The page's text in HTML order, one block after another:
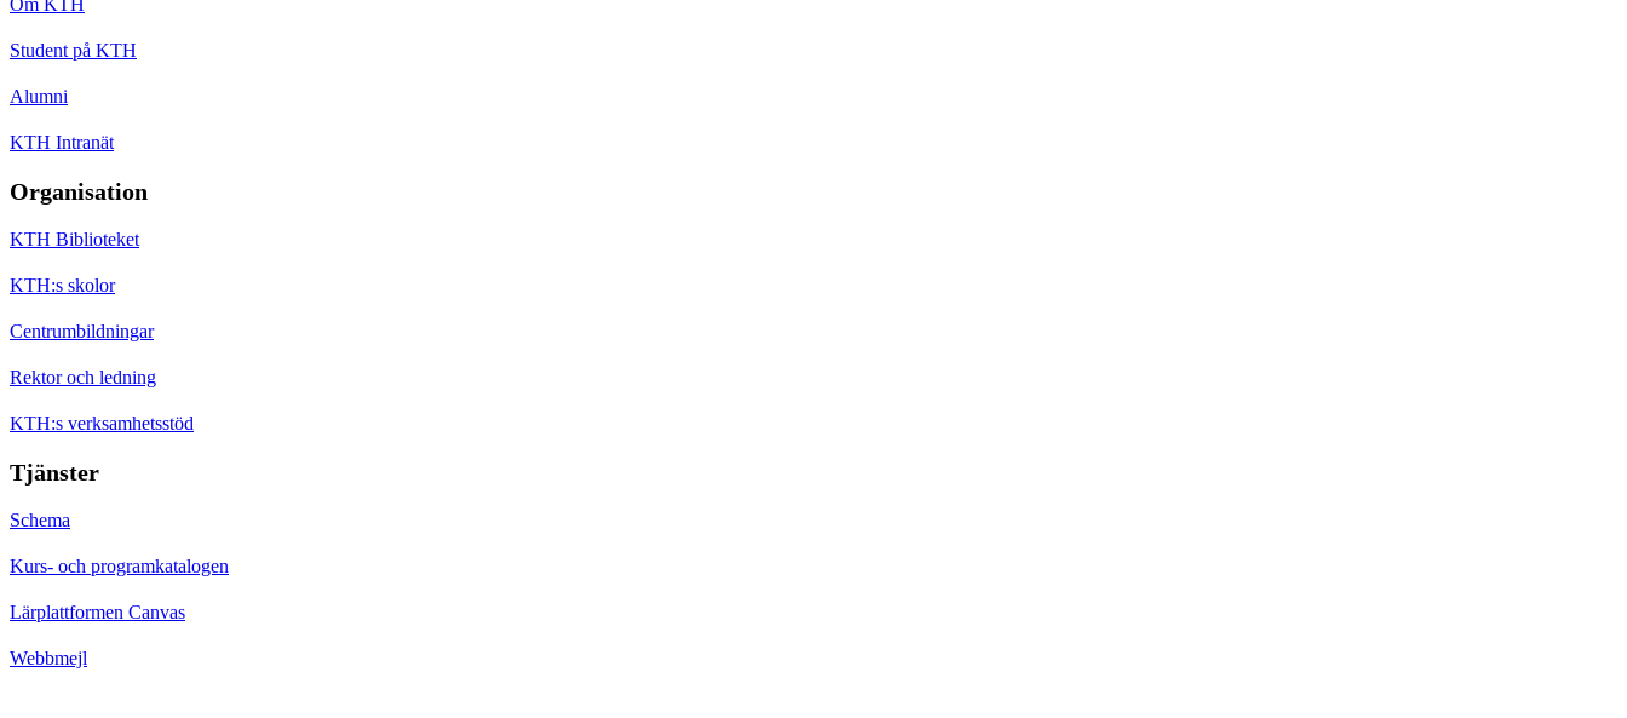
Student på KTH
Alumni
KTH Intranät
Organisation
KTH Biblioteket
KTH:s skolor
Centrumbildningar
Rektor och ledning
KTH:s verksamhetsstöd
Tjänster
Schema
Kurs- och programkatalogen
Lärplattformen Canvas
Webbmejl